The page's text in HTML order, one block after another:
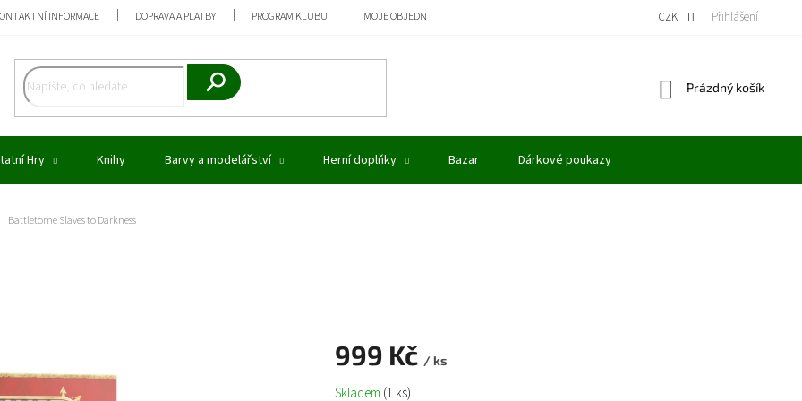
INFORMACE DOPRAVA A PLATBY PROGRAM KLUBU MOJE OBJEDNÁVKA VÝKUP MODELŮ
CZK Přihlášení
Nákupní
Prázdný košík
Hry Knihy Barvy a modelářství Herní doplňky Bazar Dárkové poukazy
Battletome Slaves to Darkness
999 Kč / ks
Měrná
Skladem (1 ks)